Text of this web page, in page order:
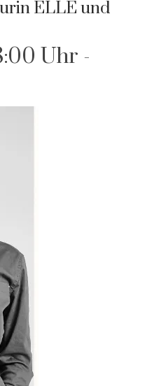
ELLE und
Uhr -